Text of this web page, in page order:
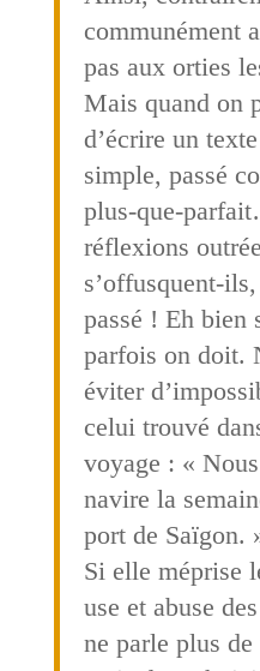
communément
pas aux orties
Mais quand on
d’écrire un
simple, passé
plus-que-
réflexions
s’offusquent-
passé ! Eh bien
parfois on doit.
éviter
celui trouvé
voyage : «
navire la
port de Saïgon.
Si elle méprise
use et abuse
ne parle plus